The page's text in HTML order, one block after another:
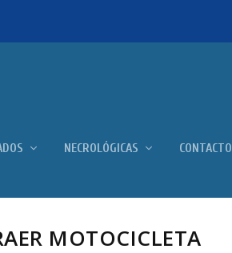
NECROLÓGICAS CONTACTO
MOTOCICLETA